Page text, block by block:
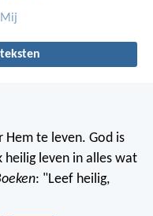
Mij
te leven. God is
leven in alles wat
: "Leef heilig,